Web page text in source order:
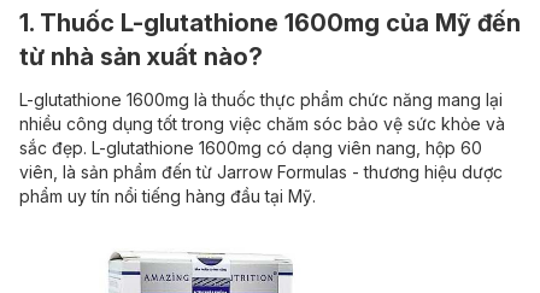
1. Thuốc L-glutathione 1600mg của Mỹ đến
từ nhà sản xuất nào?
L-glutathione 1600mg là thuốc thực phẩm chức năng mang lại
nhiều công dụng tốt trong việc chăm sóc bảo vệ sức khỏe và
sắc đẹp. L-glutathione 1600mg có dạng viên nang, hộp 60
viên, là sản phẩm đến từ Jarrow Formulas - thương hiệu dược
phẩm uy tín nổi tiếng hàng đầu tại Mỹ.